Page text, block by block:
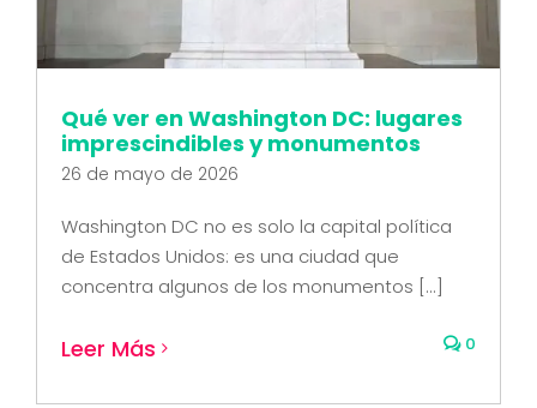
Qué ver en Washington DC: lugares
imprescindibles y monumentos
26 de mayo de 2026
Washington DC no es solo la capital política
de Estados Unidos: es una ciudad que
concentra algunos de los monumentos [...]
Leer Más 0